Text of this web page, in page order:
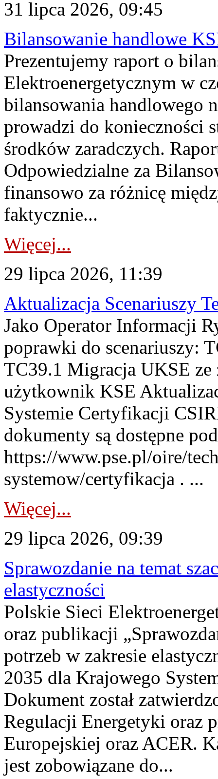
31 lipca 2026, 09:45
Bilansowanie handlowe
Prezentujemy raport o
Elektroenergetycznym w
bilansowania handlowego
prowadzi do konieczności
środków zaradczych.
Odpowiedzialne za
finansowo za różnicę
faktycznie...
Więcej...
29 lipca 2026, 11:39
Aktualizacja Scenariuszy
Jako Operator Informacji
poprawki do scenariuszy:
TC39.1 Migracja UKSE
użytkownik KSE
Systemie Certyfikacji
dokumenty są dostępne
https://www.pse.pl/oire/
systemow/certyfikacja . ...
Więcej...
29 lipca 2026, 09:39
Sprawozdanie na temat
elastyczności
Polskie Sieci
oraz publikacji
potrzeb w zakresie
2035 dla Krajowego
Dokument został
Regulacji Energetyki oraz
Europejskiej oraz ACER.
jest zobowiązane do...